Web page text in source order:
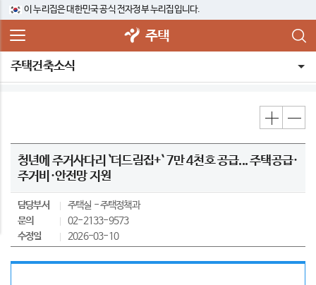
이 누리집은 대한민국 공식 전자정부 누리집입니다.
주택
주택건축소식
청년에 주거사다리 `더드림집+` 7만 4천호 공급... 주택공급·
주거비·안전망 지원
담당부서 주택실
주택정책과
문의
02-2133-9573
수정일
2026-03-10